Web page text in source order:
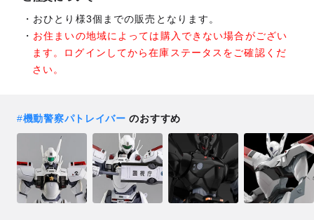
おひとり様3個までの販売となります。
お住まいの地域によっては購入できない場合がござい
ます。ログインしてから在庫ステータスをご確認くだ
さい。
#機動警察パトレイバー のおすすめ